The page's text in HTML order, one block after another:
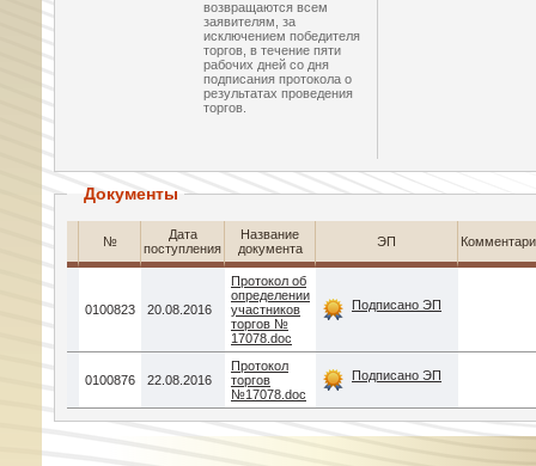
возвращаются всем
заявителям, за
исключением победителя
торгов, в течение пяти
рабочих дней со дня
подписания протокола о
результатах проведения
торгов.
Документы
№
Дата
поступления
Название
документа
ЭП
0100823 20.08.2016
Протокол об
определении
участников
торгов №
17078.doc
Подписано ЭП
0100876 22.08.2016
Протокол
торгов
№17078.doc
Подписано ЭП